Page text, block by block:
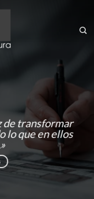
de transformar
lo que en ellos